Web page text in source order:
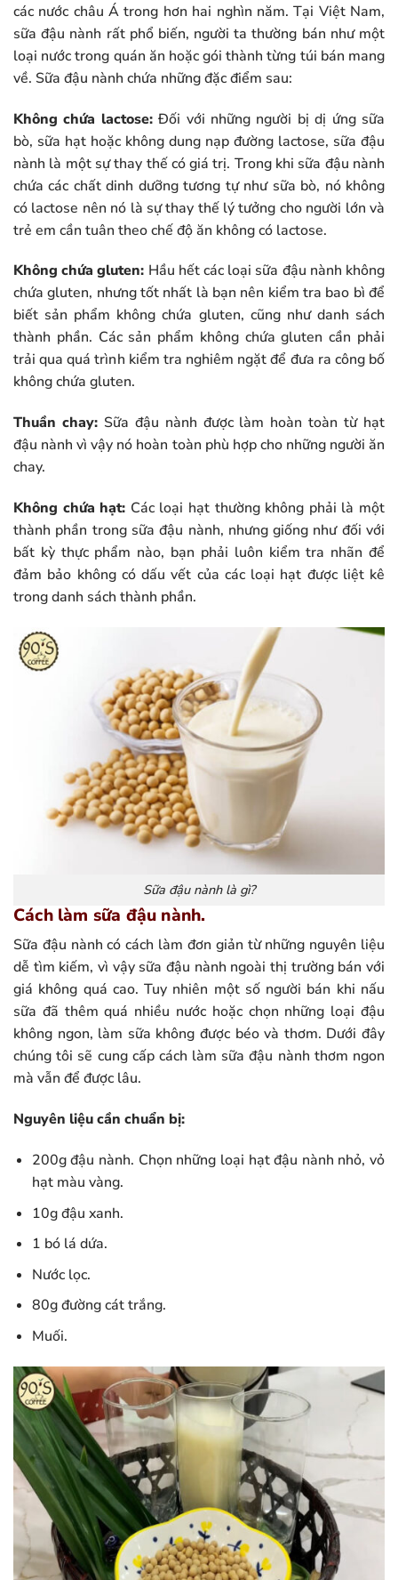
các nước châu Á trong hơn hai nghìn năm. Tại Việt Nam,
sữa đậu nành rất phổ biến, người ta thường bán như một
loại nước trong quán ăn hoặc gói thành từng túi bán mang
về. Sữa đậu nành chứa những đặc điểm sau:
Không chứa lactose:Đối với những người bị dị ứng sữa
bò, sữa hạt hoặc không dung nạp đường lactose, sữa đậu
nành là một sự thay thế có giá trị. Trong khi sữa đậu nành
chứa các chất dinh dưỡng tương tự như sữa bò, nó không
có lactose nên nó là sự thay thế lý tưởng cho người lớn và
trẻ em cần tuân theo chế độ ăn không có lactose.
Không chứa gluten: Hầu hết các loại sữa đậu nành không
chứa gluten, nhưng tốt nhất là bạn nên kiểm tra bao bì để
biết sản phẩm không chứa gluten, cũng như danh sách
thành phần. Các sản phẩm không chứa gluten cần phải
trải qua quá trình kiểm tra nghiêm ngặt để đưa ra công bố
không chứa gluten.
Thuần chay:Sữa đậu nành được làm hoàn toàn từ hạt
đậu nành vì vậy nó hoàn toàn phù hợp cho những người ăn
chay.
Không chứa hạt: Các loại hạt thường không phải là một
thành phần trong sữa đậu nành, nhưng giống như đối với
bất kỳ thực phẩm nào, bạn phải luôn kiểm tra nhãn để
đảm bảo không có dấu vết của các loại hạt được liệt kê
trong danh sách thành phần.
Sữa đậu nành là gì?
Cách làm sữa đậu nành.
Sữa đậu nành có cách làm đơn giản từ những nguyên liệu
dễ tìm kiếm, vì vậy sữa đậu nành ngoài thị trường bán với
giá không quá cao. Tuy nhiên một số người bán khi nấu
sữa đã thêm quá nhiều nước hoặc chọn những loại đậu
không ngon, làm sữa không được béo và thơm. Dưới đây
chúng tôi sẽ cung cấp cách làm sữa đậu nành thơm ngon
mà vẫn để được lâu.
Nguyên liệu cần chuẩn bị:
200g đậu nành. Chọn những loại hạt đậu nành nhỏ, vỏ
hạt màu vàng.
10g đậu xanh.
1 bó lá dứa.
Nước lọc.
80g đường cát trắng.
Muối.